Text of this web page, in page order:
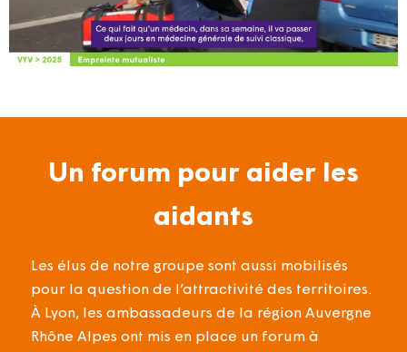
Un forum pour aider les
aidants
Les élus de notre groupe sont aussi mobilisés
pour la question de l’attractivité des territoires.
À Lyon, les ambassadeurs de la région Auvergne
Rhône Alpes ont mis en place un forum à